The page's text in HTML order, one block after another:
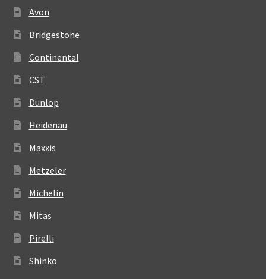
Avon
Bridgestone
Continental
CST
Dunlop
Heidenau
Maxxis
Metzeler
Michelin
Mitas
Pirelli
Shinko